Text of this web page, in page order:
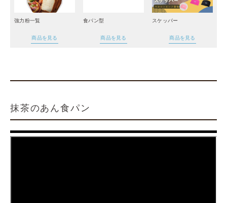
強力粉一覧
商品を見る
食パン型
商品を見る
スケッパー
商品を見る
抹茶のあん食パン